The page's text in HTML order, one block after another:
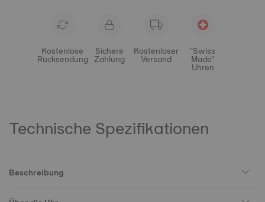
Kostenlose
Rücksendung
Sichere
Zahlung
Kostenloser
Versand
"Swiss
Made"
Uhren
Technische Spezifikationen
Beschreibung